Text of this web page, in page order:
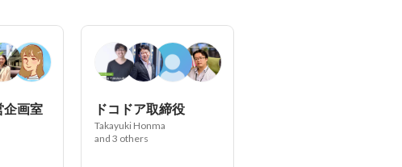
企画室 ドコドア取締役
Takayuki Honma
and 3 others